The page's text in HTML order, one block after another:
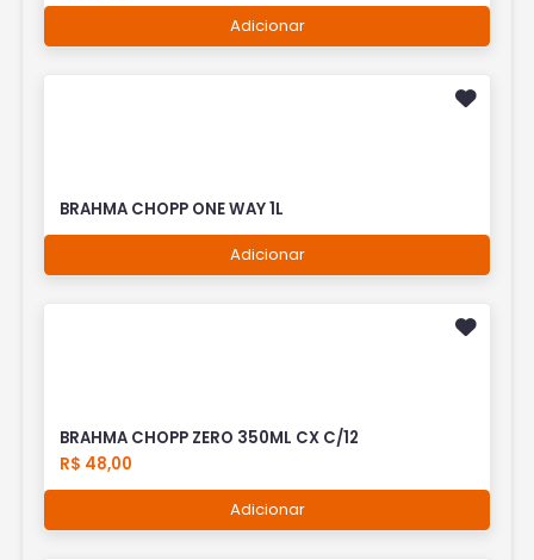
Adicionar
BRAHMA CHOPP ONE WAY 1L
Adicionar
BRAHMA CHOPP ZERO 350ML CX C/12
R$ 48,00
Adicionar